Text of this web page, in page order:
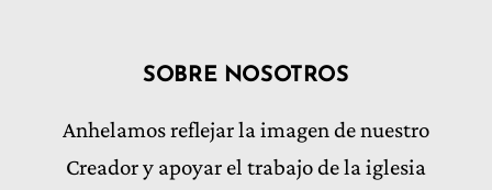
SOBRE NOSOTROS
Anhelamos reflejar la imagen de nuestro
Creador y apoyar el trabajo de la iglesia